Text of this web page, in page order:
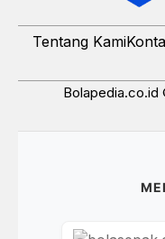
Tentang Kami
Bolapedia.co.id